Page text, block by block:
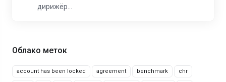
Облако меток
account has been locked agreement benchmark chr
дирижёр...